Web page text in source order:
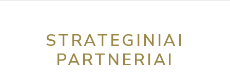
STRATEGINIAI
PARTNERIAI